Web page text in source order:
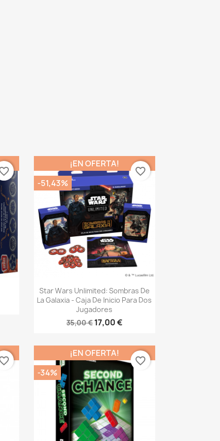
 Vista rápida
Star Wars Unlimited: Sombras De
La Galaxia - Caja De Inicio Para Dos
Jugadores
35,00 €17,00 €
¡EN OFERTA!
-51,43%
favorite_border
¡EN OFERTA!
-34%
favorite_border